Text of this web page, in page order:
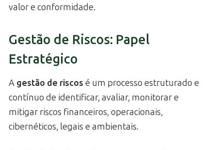
valor e conformidade.
Gestão de Riscos: Papel
Estratégico
A gestão de riscos é um processo estruturado e
contínuo de identificar, avaliar, monitorar e
mitigar riscos financeiros, operacionais,
cibernéticos, legais e ambientais.